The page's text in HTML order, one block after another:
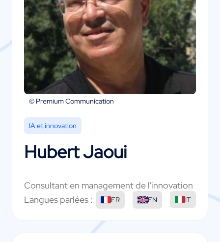
© Premium Communication
IA et innovation
Hubert Jaoui
Consultant en management de l'innovation
Langues parlées :
FR EN IT